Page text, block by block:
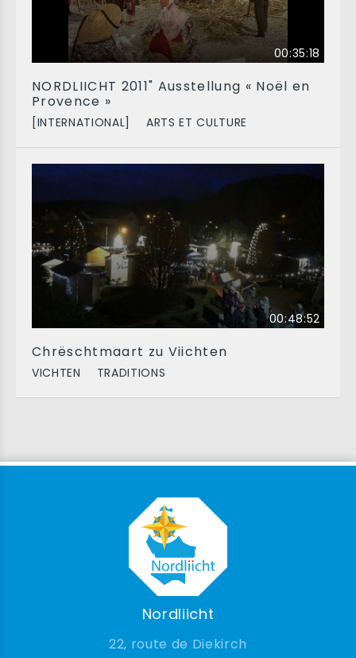
00:35:18
NORDLIICHT 2011" Ausstellung « Noël en
Provence »
[INTERNATIONAL] ARTS ET CULTURE
00:48:52
Chrëschtmaart zu Viichten
VICHTEN TRADITIONS
Nordliicht
22, route de Diekirch